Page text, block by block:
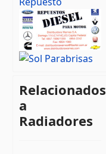
Franko
Relacionados
a
Radiadores